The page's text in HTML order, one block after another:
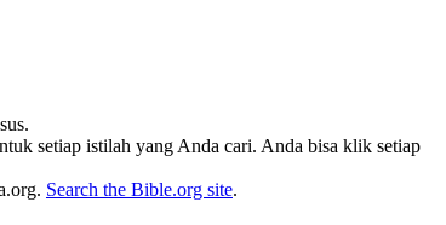
setiap istilah yang Anda cari. Anda bisa klik setiap
Search the Bible.org site.